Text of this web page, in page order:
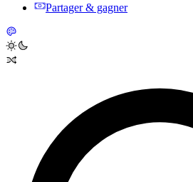
Partager & gagner